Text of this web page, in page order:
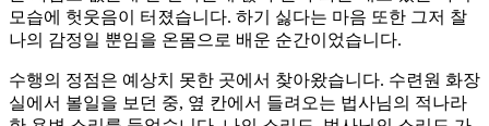
모습에 헛웃음이 터졌습니다. 하기 싫다는 마음 또한 그저 찰
나의 감정일 뿐임을 온몸으로 배운 순간이었습니다.
수행의 정점은 예상치 못한 곳에서 찾아왔습니다. 수련원 화장
실에서 볼일을 보던 중, 옆 칸에서 들려오는 법사님의 적나라